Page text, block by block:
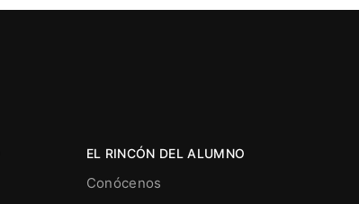
EL RINCÓN DEL ALUMNO
Conócenos